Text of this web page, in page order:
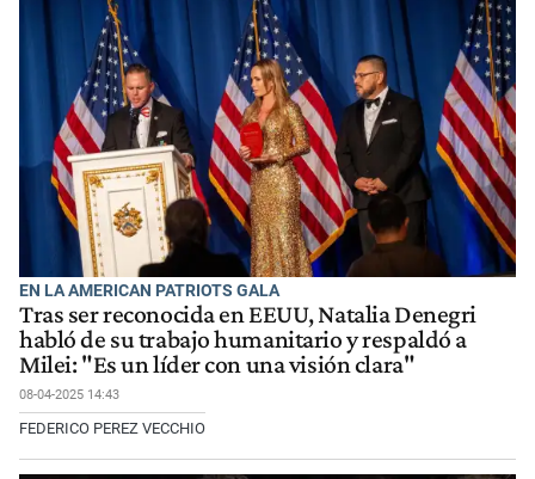
EN LA AMERICAN PATRIOTS GALA
Tras ser reconocida en EEUU, Natalia Denegri
habló de su trabajo humanitario y respaldó a
Milei: "Es un líder con una visión clara"
08-04-2025 14:43
FEDERICO PEREZ VECCHIO